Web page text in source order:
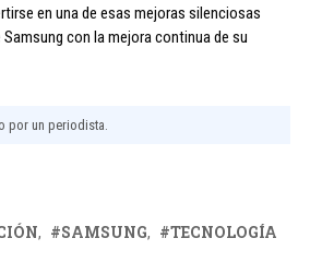
en una de esas mejoras silenciosas
con la mejora continua de su
por un periodista.
SAMSUNG TECNOLOGÍA